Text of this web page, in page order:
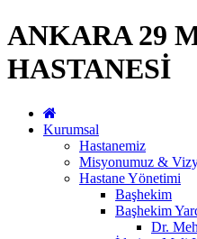
ANKARA 29
HASTANESİ
Kurumsal
Hastanemiz
Misyonumuz &
Hastane Yönetimi
Başhekim
Başhekim
Dr.